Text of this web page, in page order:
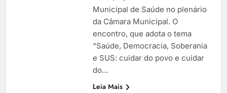
Municipal de Saúde no plenário
da Câmara Municipal. O
encontro, que adota o tema
“Saúde, Democracia, Soberania
e SUS: cuidar do povo e cuidar
do…
Leia Mais